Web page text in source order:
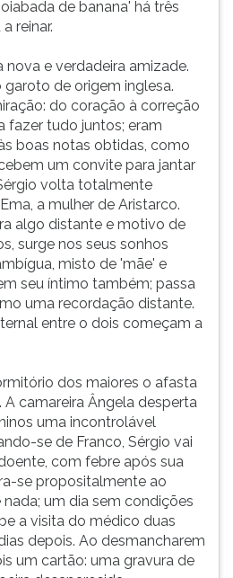
de banana' há três
reinar.
nova e verdadeira amizade.
de origem inglesa.
do coração à correção
fazer tudo juntos; eram
boas notas obtidas, como
um convite para jantar
volta totalmente
a mulher de Aristarco.
algo distante e motivo de
surge nos seus sonhos
misto de 'mãe' e
seu íntimo também; passa
uma recordação distante.
entre o dois começam a
dos maiores o afasta
A camareira Ângela desperta
uma incontrolável
se de Franco, Sérgio vai
com febre após sua
se propositalmente ao
nada; um dia sem condições
a visita do médico duas
depois. Ao desmancharem
um cartão: uma gravura de